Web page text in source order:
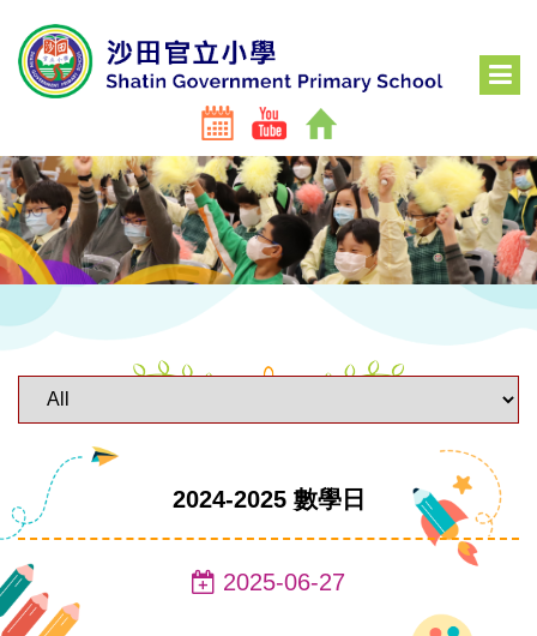
2024-2025 數學日
2025-06-27